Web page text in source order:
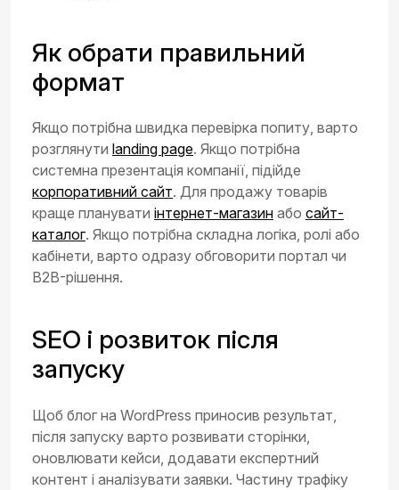
Як обрати правильний
формат
Якщо потрібна швидка перевірка попиту, варто
розглянути landing page. Якщо потрібна
системна презентація компанії, підійде
корпоративний сайт. Для продажу товарів
краще планувати інтернет-магазин або сайт-
каталог. Якщо потрібна складна логіка, ролі або
кабінети, варто одразу обговорити портал чи
B2B-рішення.
SEO і розвиток після
запуску
Щоб блог на WordPress приносив результат,
після запуску варто розвивати сторінки,
оновлювати кейси, додавати експертний
контент і аналізувати заявки. Частину трафіку